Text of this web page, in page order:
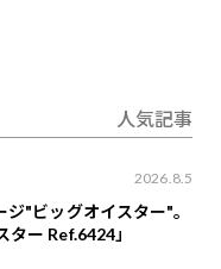
人気記事
2026.8.5
"ビッグオイスター"。
ー Ref.6424」